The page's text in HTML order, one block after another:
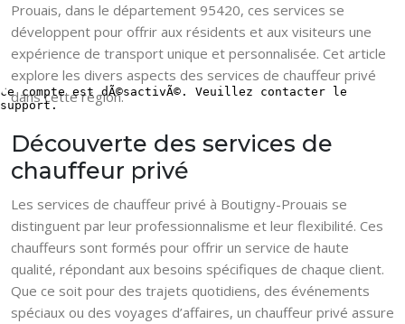
Prouais, dans le département 95420, ces services se
développent pour offrir aux résidents et aux visiteurs une
expérience de transport unique et personnalisée. Cet article
explore les divers aspects des services de chauffeur privé
dans cette région.
Découverte des services de
chauffeur privé
Les services de chauffeur privé à Boutigny-Prouais se
distinguent par leur professionnalisme et leur flexibilité. Ces
chauffeurs sont formés pour offrir un service de haute
qualité, répondant aux besoins spécifiques de chaque client.
Que ce soit pour des trajets quotidiens, des événements
spéciaux ou des voyages d’affaires, un chauffeur privé assure